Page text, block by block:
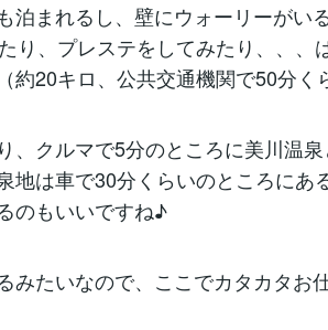
泊まれるし、壁にウォーリーがい
り、プレステをしてみたり、、、
約20キロ、公共交通機関で50分く
、クルマで5分のところに美川温
地は車で30分くらいのところにあ
のもいいですね♪
みたいなので、ここでカタカタお